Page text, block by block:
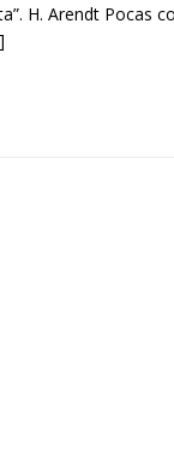
H. Arendt Pocas